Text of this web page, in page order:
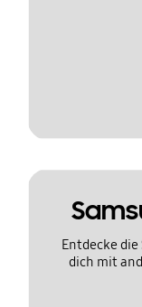
Entdecke
dich mit